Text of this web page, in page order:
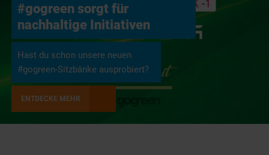
#gogreen sorgt für
nachhaltige Initiativen
Hast du schon unsere neuen
#gogreen-Sitzbänke ausprobiert?
ENTDECKE MEHR